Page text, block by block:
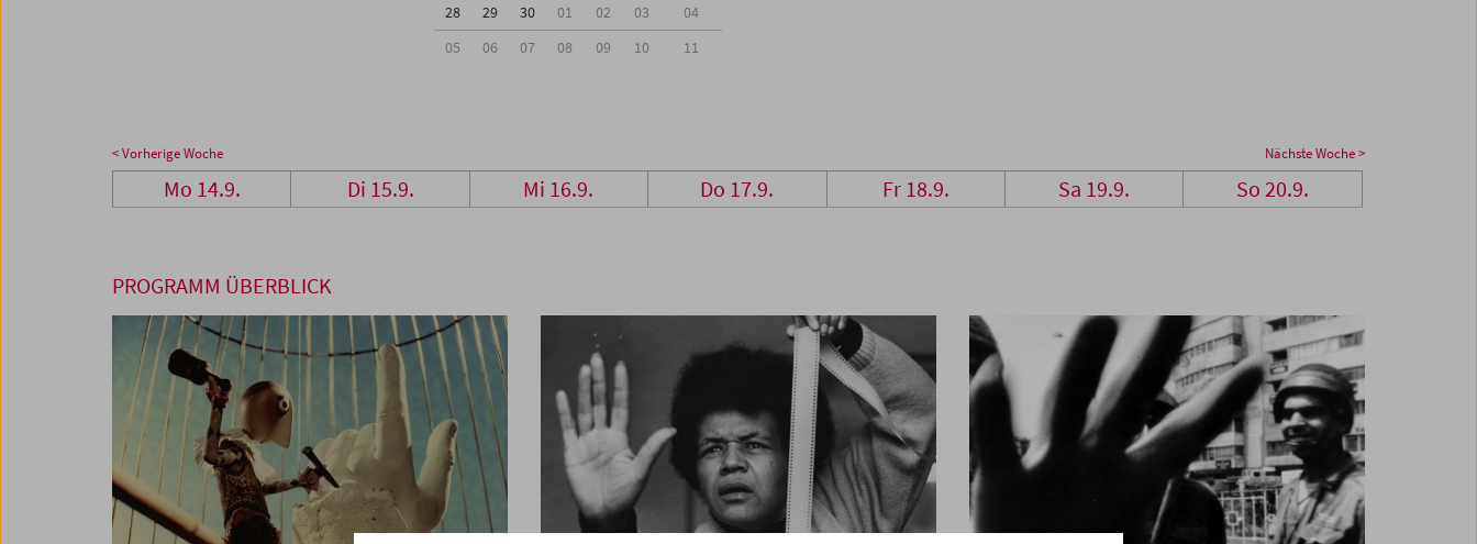
28
29 30 01 02 03
04
05
06 07 08 09 10 11
< Vorherige Woche Nächste Woche >
Mo 14.9. Di 15.9. Mi 16.9. Do 17.9. Fr 18.9. Sa 19.9. So 20.9.
PROGRAMM ÜBERBLICK